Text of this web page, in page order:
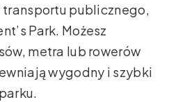
transportu publicznego,
Park. Możesz
metra lub rowerów
wygodny i szybki